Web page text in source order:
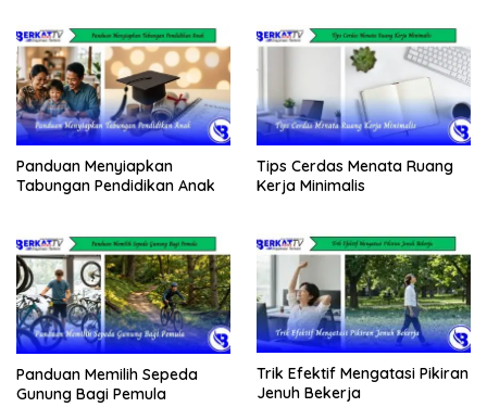
Panduan Menyiapkan
Tabungan Pendidikan Anak
Tips Cerdas Menata Ruang
Kerja Minimalis
Panduan Memilih Sepeda
Gunung Bagi Pemula
Trik Efektif Mengatasi Pikiran
Jenuh Bekerja